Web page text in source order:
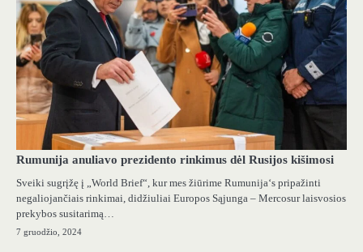
Rumunija anuliavo prezidento rinkimus dėl Rusijos kišimosi
Sveiki sugrįžę į „World Brief“, kur mes žiūrime Rumunija‘s pripažinti
negaliojančiais rinkimai, didžiuliai Europos Sąjunga – Mercosur laisvosios
prekybos susitarimą…
7 gruodžio, 2024